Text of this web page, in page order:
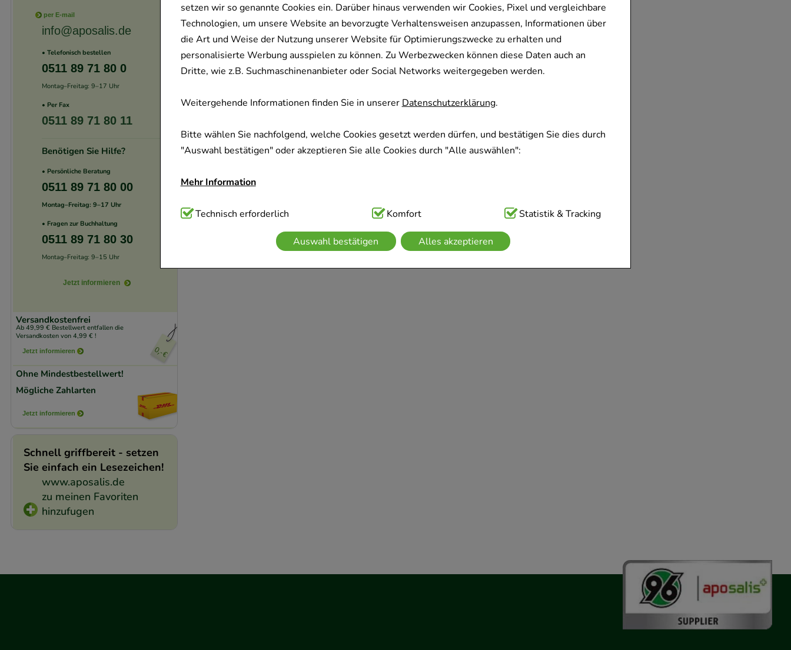
setzen wir so genannte Cookies ein. Darüber hinaus verwenden wir Cookies, Pixel und vergleichbare
Technologien, um unsere Website an bevorzugte Verhaltensweisen anzupassen, Informationen über
die Art und Weise der Nutzung unserer Website für Optimierungszwecke zu erhalten und
personalisierte Werbung ausspielen zu können. Zu Werbezwecken können diese Daten auch an
Dritte, wie z.B. Suchmaschinenanbieter oder Social Networks weitergegeben werden.
Weitergehende Informationen finden Sie in unsererDatenschutzerklärung.
Bitte wählen Sie nachfolgend, welche Cookies gesetzt werden dürfen, und bestätigen Sie dies durch
"Auswahl bestätigen" oder akzeptieren Sie alle Cookies durch "Alle auswählen":
Mehr Information
Technisch Notwendig:Hierbei handelt es sich um Cookies, die für die Grundfunktionen unserer
Website notwendig sind (z.B. Navigation, Warenkorb, Kundenkonto), weshalb auf diese nicht
verzichtet werden kann.
Technisch erforderlich Komfort Statistik & Tracking
Auswahl bestätigen Alles akzeptieren
per E-mail
info@aposalis.de
• Telefonisch bestellen
0511 89 71 80 0
Montag–Freitag: 9–17 Uhr
• Per Fax
0511 89 71 80 11
Benötigen Sie Hilfe?
• Persönliche Beratung
0511 89 71 80 00
Montag–Freitag: 9–17 Uhr
• Fragen zur Buchhaltung
0511 89 71 80 30
Montag–Freitag: 9–15 Uhr
Jetzt informieren
Versandkostenfrei
Ab 49,99 € Bestellwert entfallen die
Versandkosten von 4,99 € !
Jetzt informieren
Ohne Mindestbestellwert!
Mögliche Zahlarten
Jetzt informieren
Schnell griffbereit - setzen
Sie einfach ein Lesezeichen!
www.aposalis.de
zu meinen Favoriten
hinzufugen